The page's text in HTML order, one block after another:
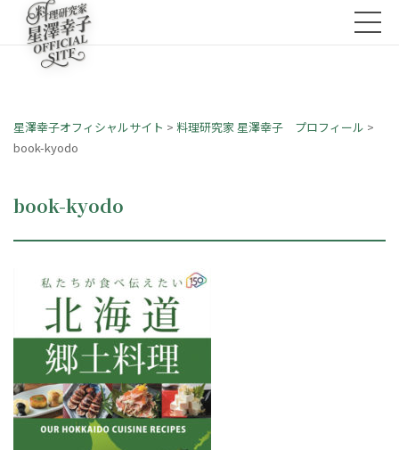
星澤幸子オフィシャルサイト > 料理研究家 星澤幸子 プロフィール >
book-kyodo
book-kyodo